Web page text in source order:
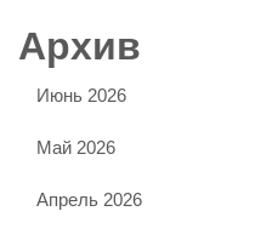
Архив
Июнь 2026
Май 2026
Апрель 2026